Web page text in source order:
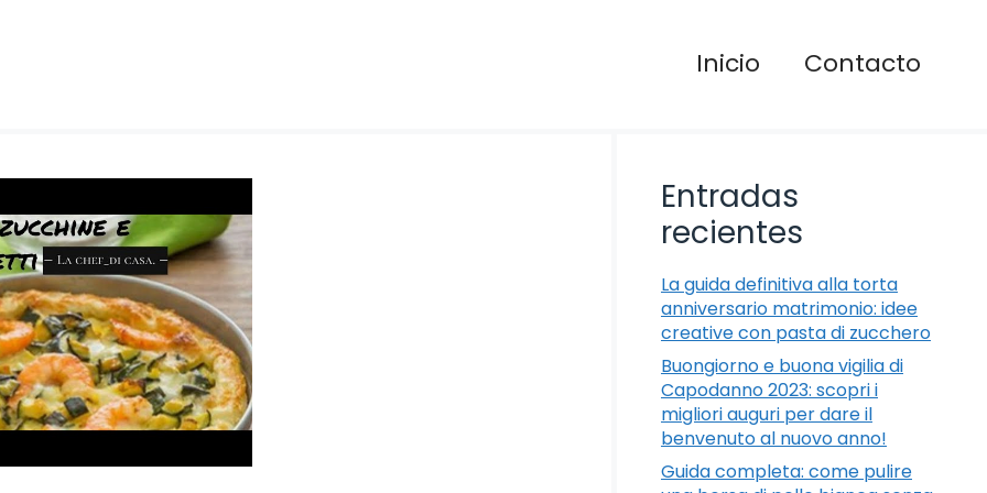
Inicio Contacto
Entradas
recientes
La guida definitiva alla torta
anniversario matrimonio: idee
creative con pasta di zucchero
Buongiorno e buona vigilia di
Capodanno 2023: scopri i
migliori auguri per dare il
benvenuto al nuovo anno!
Guida completa: come pulire